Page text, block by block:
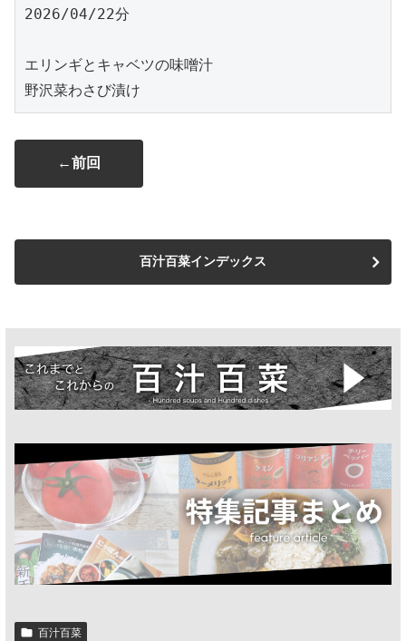
2026/04/22分
エリンギとキャベツの味噌汁
野沢菜わさび漬け
←前回
百汁百菜インデックス
百汁百菜